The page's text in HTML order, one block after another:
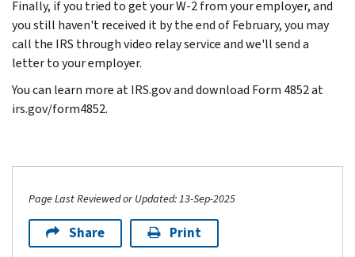
Finally, if you tried to get your W-2 from your employer, and
you still haven't received it by the end of February, you may
call the IRS through video relay service and we'll send a
letter to your employer.
You can learn more at IRS.gov and download Form 4852 at
irs.gov/form4852.
Page Last Reviewed or Updated: 13-Sep-2025
Share Print